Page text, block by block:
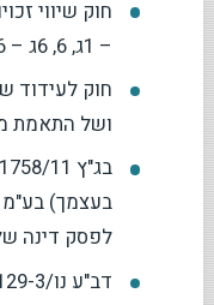
– 1ג, 6, 6ג – 6ד
חוק לעידוד
ושל התאמת
לפסק דינה